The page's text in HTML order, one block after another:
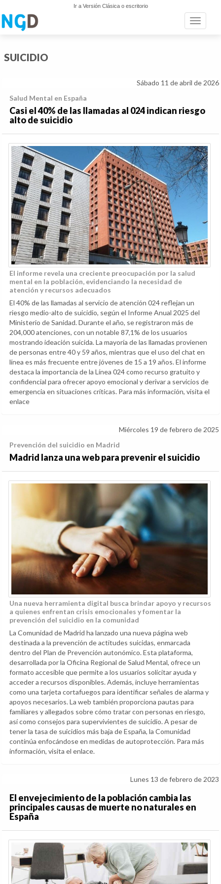
Ir a Versión Clásica o escritorio
Toggle
SUICIDIO
Sábado 11 de abril de 2026
Salud Mental en España
Casi el 40% de las llamadas al 024 indican riesgo
alto de suicidio
El informe revela una creciente preocupación por la salud
mental en la población, evidenciando la necesidad de
atención y recursos adecuados
El 40% de las llamadas al servicio de atención 024 reflejan un
riesgo medio-alto de suicidio, según el Informe Anual 2025 del
Ministerio de Sanidad. Durante el año, se registraron más de
204,000 atenciones, con un notable 87,1% de los usuarios
mostrando ideación suicida. La mayoría de las llamadas provienen
de personas entre 40 y 59 años, mientras que el uso del chat en
línea es más frecuente entre jóvenes de 15 a 19 años. El informe
destaca la importancia de la Línea 024 como recurso gratuito y
confidencial para ofrecer apoyo emocional y derivar a servicios de
emergencia en situaciones críticas. Para más información, visita el
enlace
Miércoles 19 de febrero de 2025
Prevención del suicidio en Madrid
Madrid lanza una web para prevenir el suicidio
Una nueva herramienta digital busca brindar apoyo y recursos
a quienes enfrentan crisis emocionales y fomentar la
prevención del suicidio en la comunidad
La Comunidad de Madrid ha lanzado una nueva página web
destinada a la prevención de actitudes suicidas, enmarcada
dentro del Plan de Prevención autonómico. Esta plataforma,
desarrollada por la Oficina Regional de Salud Mental, ofrece un
formato accesible que permite a los usuarios solicitar ayuda y
acceder a recursos disponibles. Además, incluye herramientas
como una tarjeta cortafuegos para identificar señales de alarma y
apoyos necesarios. La web también proporciona pautas para
familiares y allegados sobre cómo tratar con personas en riesgo,
así como consejos para supervivientes de suicidio. A pesar de
tener la tasa de suicidios más baja de España, la Comunidad
continúa enfocándose en medidas de autoprotección. Para más
información, visita el enlace.
Lunes 13 de febrero de 2023
El envejecimiento de la población cambia las
principales causas de muerte no naturales en
España